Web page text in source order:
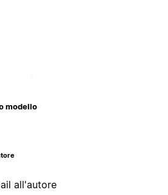
modello
all'autore